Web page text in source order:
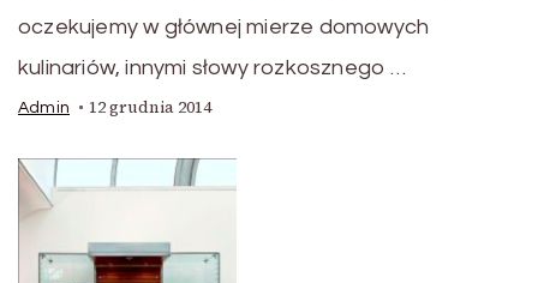
oczekujemy w głównej mierze domowych
kulinariów, innymi słowy rozkosznego …
Admin 12 grudnia 2014